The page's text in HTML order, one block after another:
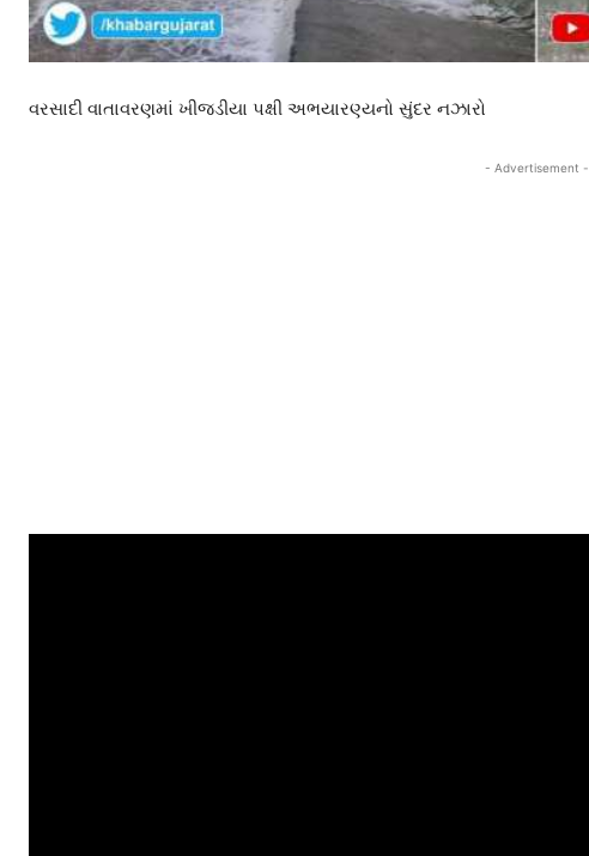
વરસાદી વાતાવરણમાં ખીજડીયા પક્ષી અભયારણ્યનો સુંદર નઝારો
- Advertisement -